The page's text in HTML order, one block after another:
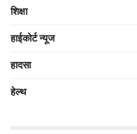
शिक्षा
हाईकोर्ट न्यूज
हादसा
हेल्थ